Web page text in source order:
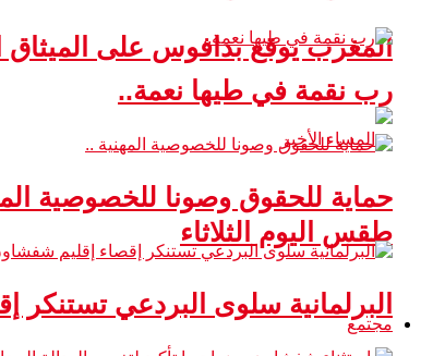
المغرب يوقع بدافوس على
طقس اليوم الثلاثاء
مجتمع
رب نقمة في طيها نعمة..
حماية للحقوق وصونا للخصوصية
البرلمانية سلوى البردعي